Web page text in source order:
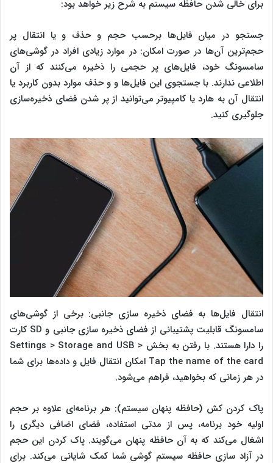
برای خالی شدن حافظه سیستم به شرح زیر خواهد بود:
جستجو در میان فایل‌ها برحسب حجم و حذف و یا انتقال پر
حجم‌‌‌ترین آن‌ها در صورت امکان: در موارد زیادی افراد در گوشی‌های
سامسونگ خود، فایل‌های پر حجمی را ذخیره می‌کنند که از آن
اطلاعی ندارند. با جستجوی این فایل‌ها و و حذف موارد بدون کاربرد یا
انتقال آن به ‌هارد یا کامپیوتر می‌توانید از پر شدن فضای ذخیره‌سازی
جلوگیری کنید.
انتقال فایل‌ها به فضای ذخیره سازی جانبی: برخی از گوشی‌های
سامسونگ قابلیت پشتیبانی از فضای ذخیره سازی جانبی و SD کارت
را دارا هستند. با رفتن به بخش Settings > Storage and USB >
Tap the name of the card امکان انتقال فایل و داده‌ها برای شما
در هر زمانی که بخواهید، فراهم می‌شود.
پاک کردن کش (حافظه پنهان سیستم): هر برنامه‌ای علاوه بر حجم
اولیه خود برنامه، پس از مدتی استفاده، فضای اضافی دیگری را
اشغال می‌کند که به آن حافظه پنهان می‌گویند. پاک کردن این حجم
در آزاد سازی حافظه سیستم گوشی شما کمک شایانی می‌کند. برای